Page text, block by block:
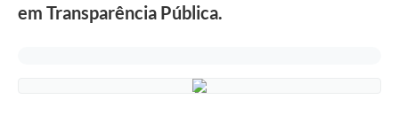
em Transparência Pública.